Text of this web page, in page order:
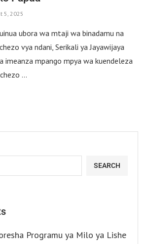
5, 2025
ubora wa mtaji wa binadamu na
vya ndani, Serikali ya Jayawijaya
imeanza mpango mpya wa kuendeleza
…
SEARCH
Programu ya Milo ya Lishe